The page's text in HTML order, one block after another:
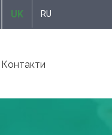
UK RU
Контакти